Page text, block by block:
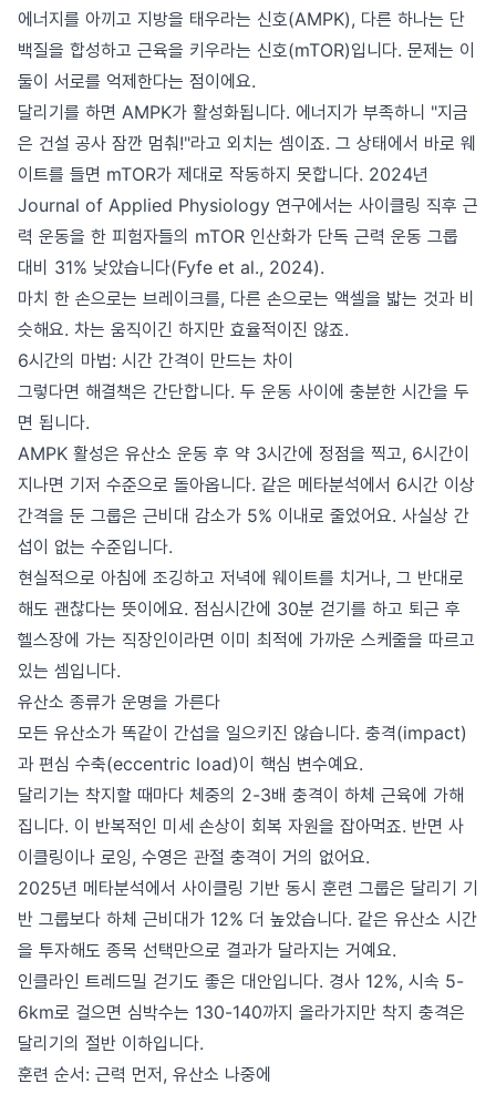
에너지를 아끼고 지방을 태우라는 신호(AMPK), 다른 하나는 단
백질을 합성하고 근육을 키우라는 신호(mTOR)입니다. 문제는 이
둘이 서로를 억제한다는 점이에요.
달리기를 하면 AMPK가 활성화됩니다. 에너지가 부족하니 "지금
은 건설 공사 잠깐 멈춰!"라고 외치는 셈이죠. 그 상태에서 바로 웨
이트를 들면 mTOR가 제대로 작동하지 못합니다. 2024년
Journal of Applied Physiology 연구에서는 사이클링 직후 근
력 운동을 한 피험자들의 mTOR 인산화가 단독 근력 운동 그룹
대비 31% 낮았습니다(Fyfe et al., 2024).
마치 한 손으로는 브레이크를, 다른 손으로는 액셀을 밟는 것과 비
슷해요. 차는 움직이긴 하지만 효율적이진 않죠.
6시간의 마법: 시간 간격이 만드는 차이
그렇다면 해결책은 간단합니다. 두 운동 사이에 충분한 시간을 두
면 됩니다.
AMPK 활성은 유산소 운동 후 약 3시간에 정점을 찍고, 6시간이
지나면 기저 수준으로 돌아옵니다. 같은 메타분석에서 6시간 이상
간격을 둔 그룹은 근비대 감소가 5% 이내로 줄었어요. 사실상 간
섭이 없는 수준입니다.
현실적으로 아침에 조깅하고 저녁에 웨이트를 치거나, 그 반대로
해도 괜찮다는 뜻이에요. 점심시간에 30분 걷기를 하고 퇴근 후
헬스장에 가는 직장인이라면 이미 최적에 가까운 스케줄을 따르고
있는 셈입니다.
유산소 종류가 운명을 가른다
모든 유산소가 똑같이 간섭을 일으키진 않습니다. 충격(impact)
과 편심 수축(eccentric load)이 핵심 변수예요.
달리기는 착지할 때마다 체중의 2-3배 충격이 하체 근육에 가해
집니다. 이 반복적인 미세 손상이 회복 자원을 잡아먹죠. 반면 사
이클링이나 로잉, 수영은 관절 충격이 거의 없어요.
2025년 메타분석에서 사이클링 기반 동시 훈련 그룹은 달리기 기
반 그룹보다 하체 근비대가 12% 더 높았습니다. 같은 유산소 시간
을 투자해도 종목 선택만으로 결과가 달라지는 거예요.
인클라인 트레드밀 걷기도 좋은 대안입니다. 경사 12%, 시속 5-
6km로 걸으면 심박수는 130-140까지 올라가지만 착지 충격은
달리기의 절반 이하입니다.
훈련 순서: 근력 먼저, 유산소 나중에